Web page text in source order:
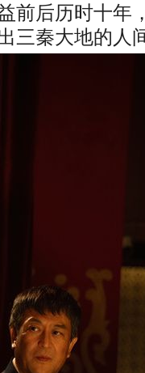
前后历时十年
三秦大地的人